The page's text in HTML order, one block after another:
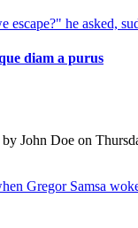
escape?" he asked,
diam a purus
John Doe on
Gregor Samsa